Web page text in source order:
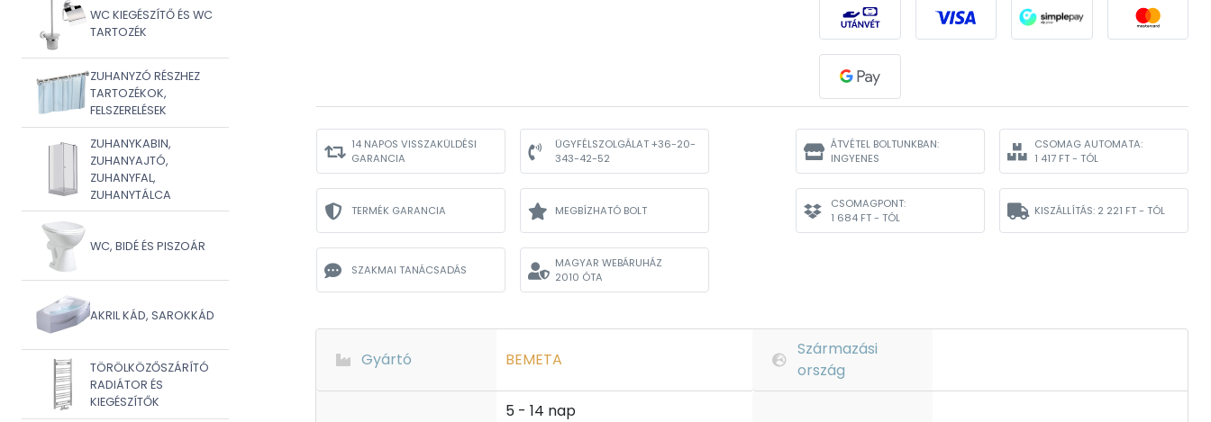
WC KIEGÉSZÍTŐ ÉS WC
TARTOZÉK
ZUHANYZÓ RÉSZHEZ
TARTOZÉKOK,
FELSZERELÉSEK
ZUHANYKABIN,
ZUHANYAJTÓ,
ZUHANYFAL,
ZUHANYTÁLCA
WC, BIDÉ ÉS PISZOÁR
AKRIL KÁD, SAROKKÁD
TÖRÖLKÖZŐSZÁRÍTÓ
RADIÁTOR ÉS
KIEGÉSZÍTŐK
14 NAPOS VISSZAKÜLDÉSI
GARANCIA
ÜGYFÉLSZOLGÁLAT +36-20-
343-42-52
TERMÉK GARANCIA MEGBÍZHATÓ BOLT
SZAKMAI TANÁCSADÁS
MAGYAR WEBÁRUHÁZ
2010 ÓTA
ÁTVÉTEL BOLTUNKBAN:
INGYENES
CSOMAG AUTOMATA:
1 417 FT - TÓL
CSOMAGPONT:
1 684 FT - TÓL
KISZÁLLÍTÁS: 2 221 FT - TÓL
Gyártó BEMETA
Származási
ország
5 - 14 nap